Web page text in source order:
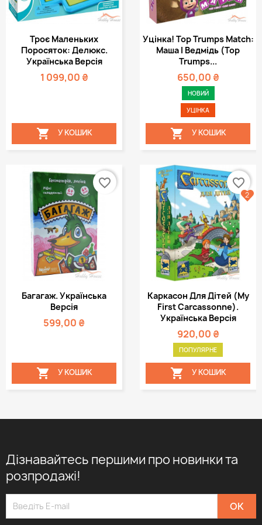
Троє Маленьких
Поросяток: Делюкс.
Українська Версія
1 099,00 ₴
 У КОШИК
Уцінка! Top Trumps Match:
Маша І Ведмідь (Top
Trumps...
650,00 ₴
НОВИЙ
УЦІНКА
 У КОШИК
Багагаж. Українська
Версія
599,00 ₴
 У КОШИК
favorite_border
Каркасон Для Дітей (My
First Carcassonne).
Українська Версія
920,00 ₴
ПОПУЛЯРНЕ
 У КОШИК
favorite_border
2
Дізнавайтесь першими про новинки та
розпродажі!